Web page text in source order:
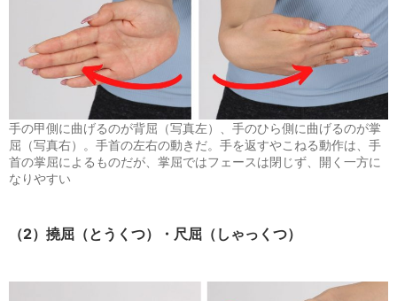
手の甲側に曲げるのが背屈（写真左）、手のひら側に曲げるのが掌
屈（写真右）。手首の左右の動きだ。手を返すやこねる動作は、手
首の掌屈によるものだが、掌屈ではフェースは閉じず、開く一方に
なりやすい
（2）撓屈（とうくつ）・尺屈（しゃっくつ）